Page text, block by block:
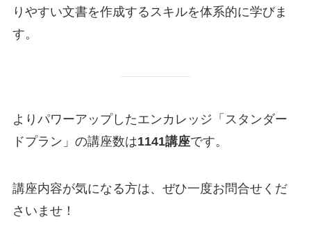
りやすい文書を作成するスキルを体系的に学びま
す。
よりパワーアップしたエンカレッジ「スタンダー
ドプラン」の講座数は1141講座です。
講座内容が気になる方は、ぜひ一度お問合せくだ
さいませ！